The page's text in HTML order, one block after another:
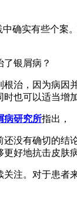
确实有些个案
银屑病？
治，因为病
也可以适当增
病研究所指出，
没有确切的
好地抗击皮肤
注。对于患者